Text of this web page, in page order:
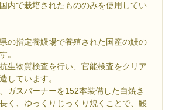
内で栽培されたもののみを使用してい
の指定養鰻場で養殖された国産の鰻の
。
生物質検査を行い、官能検査をクリア
しています。
ガスバーナーを152本装備した白焼き
く、ゆっくりじっくり焼くことで、鰻